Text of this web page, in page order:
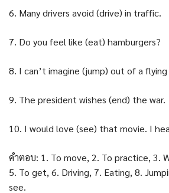
6. Many drivers avoid (drive) in traffic.
7. Do you feel like (eat) hamburgers?
8. I can’t imagine (jump) out of a
9. The president wishes (end) the war.
10. I would love (see) that movie. I
คำตอบ: 1. To move, 2. To practice, 3.
5. To get, 6. Driving, 7. Eating, 8.
see.